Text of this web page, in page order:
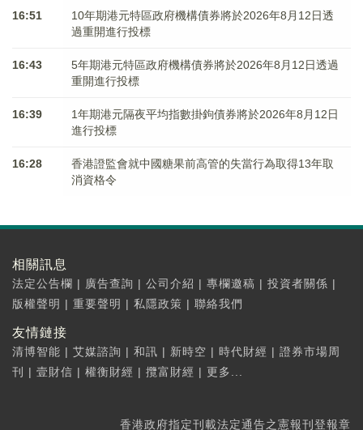
16:51
10年期港元特區政府機構債券將於2026年8月12日透
過重開進行投標
16:43
5年期港元特區政府機構債券將於2026年8月12日透過
重開進行投標
16:39
1年期港元隔夜平均指數掛鉤債券將於2026年8月12日
進行投標
16:28
香港證監會就中國糖果前高管的失當行為取得13年取
消資格令
相關訊息
法定公告欄 | 廣告查詢 | 公司介紹 | 專欄邀稿 | 投資者關係 |
版權聲明 | 重要聲明 | 私隱政策 | 聯絡我們
友情鏈接
清博智能 | 艾媒諮詢 | 和訊 | 新時空 | 時代財經 | 證券市場周
刊
| 壹財信 | 權衡財經 | 攬富財經 | 更多...
香港政府指定刊載法定通告之憲報刊登報章